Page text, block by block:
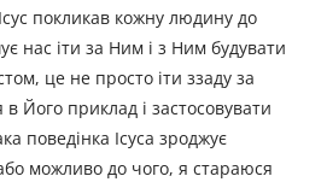
покликав кожну людину до
нас іти за Ним і з Ним будувати
це не просто іти ззаду за
Його приклад і застосовувати
поведінка Ісуса зроджує
можливо до чого, я стараюся